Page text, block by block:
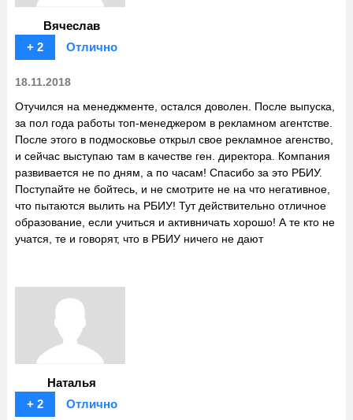
Вячеслав
+ 2
Отлично
18.11.2018
Отучился на менеджменте, остался доволен. После выпуска,
за пол года работы топ-менеджером в рекламном агентстве.
После этого в подмосковье открыл свое рекламное агенство,
и сейчас выступаю там в качестве ген. директора. Компания
развивается не по дням, а по часам! Спасибо за это РБИУ.
Поступайте не бойтесь, и не смотрите не на что негативное,
что пытаются вылить на РБИУ! Тут действительно отличное
образование, если учиться и активничать хорошо! А те кто не
учатся, те и говорят, что в РБИУ ничего не дают
Наталья
+ 2
Отлично